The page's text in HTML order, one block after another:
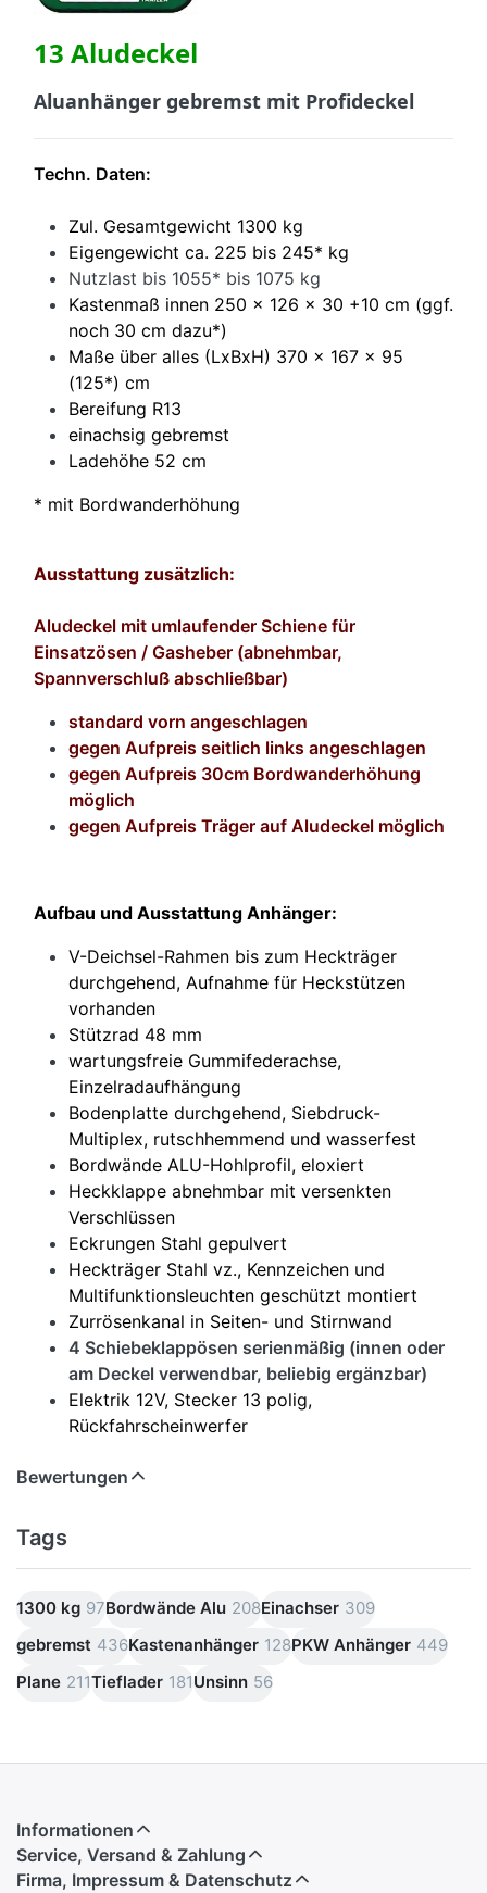
13 Aludeckel
Aluanhänger gebremst mit Profideckel
Techn. Daten:
Zul. Gesamtgewicht 1300 kg
Eigengewicht ca. 225 bis 245* kg
Nutzlast bis 1055* bis 1075 kg
Kastenmaß innen 250 x 126 x 30 +10 cm (ggf.
noch 30 cm dazu*)
Maße über alles (LxBxH) 370 x 167 x 95
(125*) cm
Bereifung R13
einachsig gebremst
Ladehöhe 52 cm
* mit Bordwanderhöhung
Ausstattung zusätzlich:
Aludeckel mit umlaufender Schiene für
Einsatzösen / Gasheber (abnehmbar,
Spannverschluß abschließbar)
standard vorn angeschlagen
gegen Aufpreis seitlich links angeschlagen
gegen Aufpreis 30cm Bordwanderhöhung
möglich
gegen Aufpreis Träger auf Aludeckel möglich
Aufbau und Ausstattung Anhänger:
V-Deichsel-Rahmen bis zum Heckträger
durchgehend, Aufnahme für Heckstützen
vorhanden
Stützrad 48 mm
wartungsfreie Gummifederachse,
Einzelradaufhängung
Bodenplatte durchgehend, Siebdruck-
Multiplex, rutschhemmend und wasserfest
Bordwände ALU-Hohlprofil, eloxiert
Heckklappe abnehmbar mit versenkten
Verschlüssen
Eckrungen Stahl gepulvert
Heckträger Stahl vz., Kennzeichen und
Multifunktionsleuchten geschützt montiert
Zurrösenkanal in Seiten- und Stirnwand
4 Schiebeklappösen serienmäßig (innen oder
am Deckel verwendbar, beliebig ergänzbar)
Elektrik 12V, Stecker 13 polig,
Rückfahrscheinwerfer
Bewertungen
Tags
1300 kg 97Bordwände Alu 208Einachser 309
gebremst 436Kastenanhänger 128PKW Anhänger 449
Plane 211Tieflader 181Unsinn 56
Informationen
Service, Versand & Zahlung
Firma, Impressum & Datenschutz